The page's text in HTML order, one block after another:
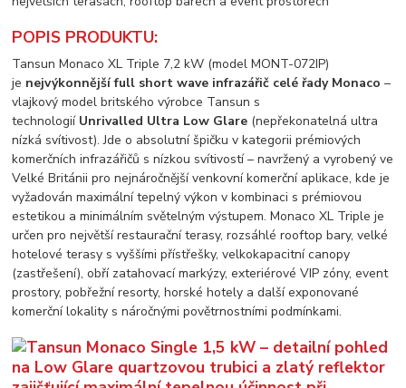
POPIS PRODUKTU:
Tansun Monaco XL Triple 7,2 kW (model MONT-072IP)
je nejvýkonnější full short wave infrazářič celé řady Monaco –
vlajkový model britského výrobce Tansun s
technologií Unrivalled Ultra Low Glare (nepřekonatelná ultra
nízká svítivost). Jde o absolutní špičku v kategorii prémiových
komerčních infrazářičů s nízkou svítivostí – navržený a vyrobený ve
Velké Británii pro nejnáročnější venkovní komerční aplikace, kde je
vyžadován maximální tepelný výkon v kombinaci s prémiovou
estetikou a minimálním světelným výstupem. Monaco XL Triple je
určen pro největší restaurační terasy, rozsáhlé rooftop bary, velké
hotelové terasy s vyššími přístřešky, velkokapacitní canopy
(zastřešení), obří zatahovací markýzy, exteriérové VIP zóny, event
prostory, pobřežní resorty, horské hotely a další exponované
komerční lokality s náročnými povětrnostními podmínkami.